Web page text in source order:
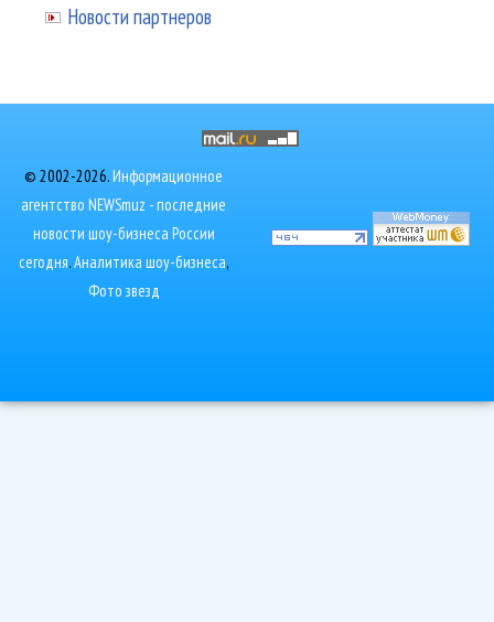
Новости партнеров
© 2002-2026.Информационное
агентство NEWSmuz - последние
новости шоу-бизнеса России
сегодня.Аналитика шоу-бизнеса,
Фото звезд